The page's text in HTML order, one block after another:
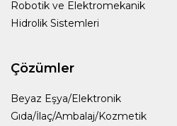
Robotik ve Elektromekanik
Hidrolik Sistemleri
Çözümler
Beyaz Eşya/Elektronik
Gıda/İlaç/Ambalaj/Kozmetik